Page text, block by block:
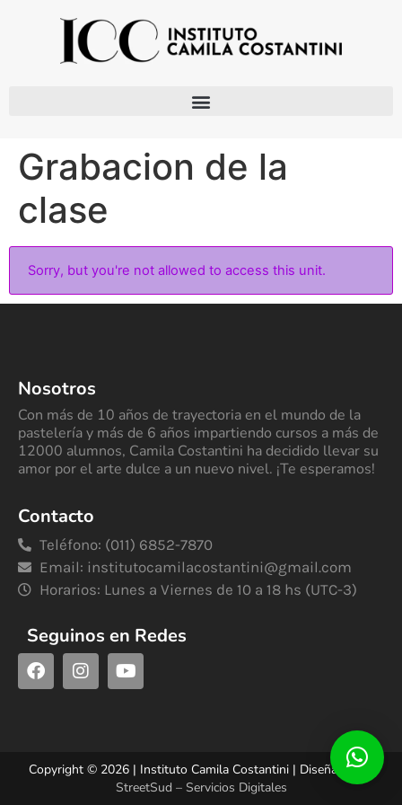
Grabacion de la
clase
Sorry, but you're not allowed to access this unit.
Nosotros
Con más de 10 años de trayectoria en el mundo de la
pastelería y más de 6 años impartiendo cursos a más de
12000 alumnos, Camila Costantini ha decidido llevar su
amor por el arte dulce a un nuevo nivel. ¡Te esperamos!
Contacto
Teléfono: (011) 6852-7870
Email: institutocamilacostantini@gmail.com
Horarios: Lunes a Viernes de 10 a 18 hs (UTC-3)
Seguinos en Redes
Copyright © 2026 | Instituto Camila Costantini | Diseñado por
StreetSud – Servicios Digitales